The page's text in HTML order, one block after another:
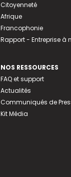
Citoyenneté
Afrique
Francophonie
Rapport - Entreprise à
NOS RESSOURCES
FAQ et support
Actualités
Communiqués de
Kit Média